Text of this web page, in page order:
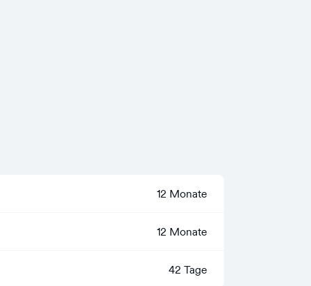
12 Monate
12 Monate
42 Tage